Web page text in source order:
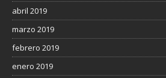
abril 2019
marzo 2019
febrero 2019
enero 2019